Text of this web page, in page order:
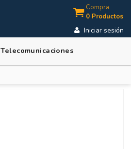
Compra
0 Productos
Iniciar sesión
Telecomunicaciones